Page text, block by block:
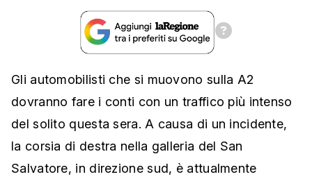
Gli automobilisti che si muovono sulla A2
dovranno fare i conti con un traffico più intenso
del solito questa sera. A causa di un incidente,
la corsia di destra nella galleria del San
Salvatore, in direzione sud, è attualmente